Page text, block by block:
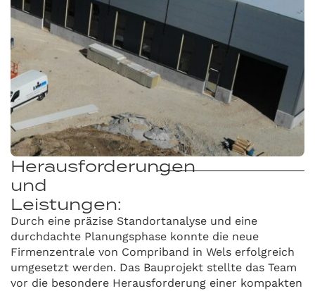
Herausforderungen
und
Leistungen:
Durch eine präzise Standortanalyse und eine
durchdachte Planungsphase konnte die neue
Firmenzentrale von Compriband in Wels erfolgreich
umgesetzt werden. Das Bauprojekt stellte das Team
vor die besondere Herausforderung einer kompakten